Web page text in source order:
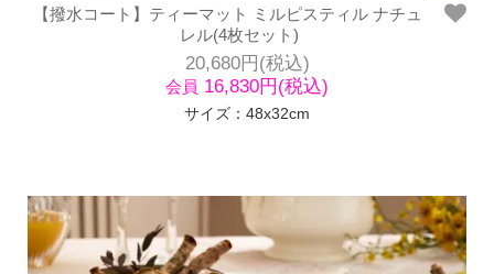
【撥水コート】ティーマット ミルピスティル ナチュ
レル(4枚セット)
20,680円(税込)
会員 16,830円(税込)
サイズ：48x32cm